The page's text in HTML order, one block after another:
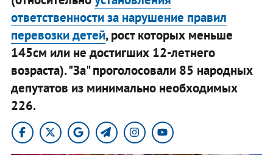
ответственности за нарушение правил
перевозки детей, рост которых меньше
145см или не достигших 12-летнего
возраста). "За" проголосовали 85 народных
депутатов из минимально необходимых
226.